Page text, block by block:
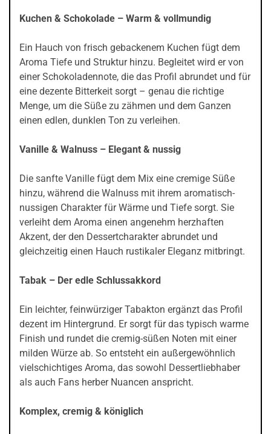
Kuchen & Schokolade – Warm & vollmundig
Ein Hauch von frisch gebackenem Kuchen fügt dem
Aroma Tiefe und Struktur hinzu. Begleitet wird er von
einer Schokoladennote, die das Profil abrundet und für
eine dezente Bitterkeit sorgt – genau die richtige
Menge, um die Süße zu zähmen und dem Ganzen
einen edlen, dunklen Ton zu verleihen.
Vanille & Walnuss – Elegant & nussig
Die sanfte Vanille fügt dem Mix eine cremige Süße
hinzu, während die Walnuss mit ihrem aromatisch-
nussigen Charakter für Wärme und Tiefe sorgt. Sie
verleiht dem Aroma einen angenehm herzhaften
Akzent, der den Dessertcharakter abrundet und
gleichzeitig einen Hauch rustikaler Eleganz mitbringt.
Tabak – Der edle Schlussakkord
Ein leichter, feinwürziger Tabakton ergänzt das Profil
dezent im Hintergrund. Er sorgt für das typisch warme
Finish und rundet die cremig-süßen Noten mit einer
milden Würze ab. So entsteht ein außergewöhnlich
vielschichtiges Aroma, das sowohl Dessertliebhaber
als auch Fans herber Nuancen anspricht.
Komplex, cremig & königlich